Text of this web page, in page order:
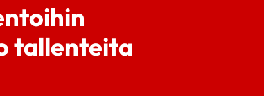
tallenteita